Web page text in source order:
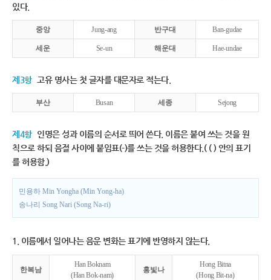
있다.
중앙 Jung-ang 반구대 Ban-gudae
세운 Se-un 해운대 Hae-undae
제3항 고유 명사는 첫 글자를 대문자로 적는다.
부산 Busan 세종 Sejong
제4항 인명은 성과 이름의 순서로 띄어 쓴다. 이름은 붙여 쓰는 것을 원
칙으로 하되 음절 사이에 붙임표(-)를 쓰는 것을 허용한다.( ( ) 안의 표기
를 허용함.)
민용하 Min Yongha (Min Yong-ha)
송나리 Song Nari (Song Na-ri)
1. 이름에서 일어나는 음운 변화는 표기에 반영하지 않는다.
한복남
Han Boknam
(Han Bok-nam)
홍빛나
Hong Bitna
(Hong Bit-na)